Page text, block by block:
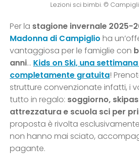
Lezioni sci bimbi. ©
Per la stagione invernale 2025-
Madonna di Campiglio ha
vantaggiosa per le famiglie con
anni… Kids on Ski, una
completamente gratuita!
strutture convenzionate infatti, i
tutto in regalo: soggiorno,
attrezzatura e scuola sci per
proposta è rivolta
non hanno mai sciato,
pagante.